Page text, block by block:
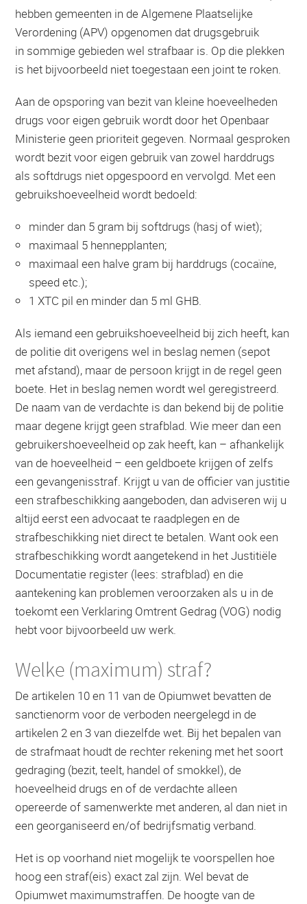
hebben gemeenten in de Algemene Plaatselijke
Verordening (APV) opgenomen dat drugsgebruik
in sommige gebieden wel strafbaar is. Op die plekken
is het bijvoorbeeld niet toegestaan een joint te roken.
Aan de opsporing van bezit van kleine hoeveelheden
drugs voor eigen gebruik wordt door het Openbaar
Ministerie geen prioriteit gegeven. Normaal gesproken
wordt bezit voor eigen gebruik van zowel harddrugs
als softdrugs niet opgespoord en vervolgd. Met een
gebruikshoeveelheid wordt bedoeld:
minder dan 5 gram bij softdrugs (hasj of wiet);
maximaal 5 hennepplanten;
maximaal een halve gram bij harddrugs (cocaïne,
speed etc.);
1 XTC pil en minder dan 5 ml GHB.
Als iemand een gebruikshoeveelheid bij zich heeft, kan
de politie dit overigens wel in beslag nemen (sepot
met afstand), maar de persoon krijgt in de regel geen
boete. Het in beslag nemen wordt wel geregistreerd.
De naam van de verdachte is dan bekend bij de politie
maar degene krijgt geen strafblad. Wie meer dan een
gebruikershoeveelheid op zak heeft, kan – afhankelijk
van de hoeveelheid – een geldboete krijgen of zelfs
een gevangenisstraf. Krijgt u van de officier van justitie
een strafbeschikking aangeboden, dan adviseren wij u
altijd eerst een advocaat te raadplegen en de
strafbeschikking niet direct te betalen. Want ook een
strafbeschikking wordt aangetekend in het Justitiële
Documentatie register (lees: strafblad) en die
aantekening kan problemen veroorzaken als u in de
toekomt een Verklaring Omtrent Gedrag (VOG) nodig
hebt voor bijvoorbeeld uw werk.
Welke (maximum) straf?
De artikelen 10 en 11 van de Opiumwet bevatten de
sanctienorm voor de verboden neergelegd in de
artikelen 2 en 3 van diezelfde wet. Bij het bepalen van
de strafmaat houdt de rechter rekening met het soort
gedraging (bezit, teelt, handel of smokkel), de
hoeveelheid drugs en of de verdachte alleen
opereerde of samenwerkte met anderen, al dan niet in
een georganiseerd en/of bedrijfsmatig verband.
Het is op voorhand niet mogelijk te voorspellen hoe
hoog een straf(eis) exact zal zijn. Wel bevat de
Opiumwet maximumstraffen. De hoogte van de